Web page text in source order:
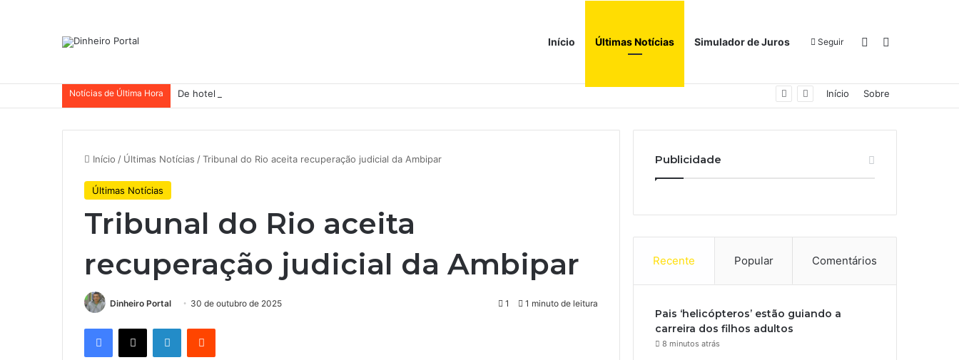
Início Últimas Notícias Simulador de Juros Seguir Switch skin
Notícias de Última Hora De hotel a galpões, TRX acelera compras e leva fatias de shoppings da Iguatemi por R$ 876 milhões Início Sobre
Início / Últimas Notícias /Tribunal do Rio aceita recuperação judicial da Ambipar
Últimas Notícias
Tribunal do Rio aceita
recuperação judicial da Ambipar
Dinheiro Portal 30 de outubro de 2025 1 1 minuto de leitura
Facebook
X LinkedinReddit
Publicidade
Recente Popular Comentários
Pais ‘helicópteros’ estão guiando a
carreira dos filhos adultos
8 minutos atrás